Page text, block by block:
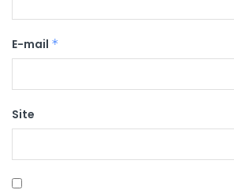
E-mail *
Site